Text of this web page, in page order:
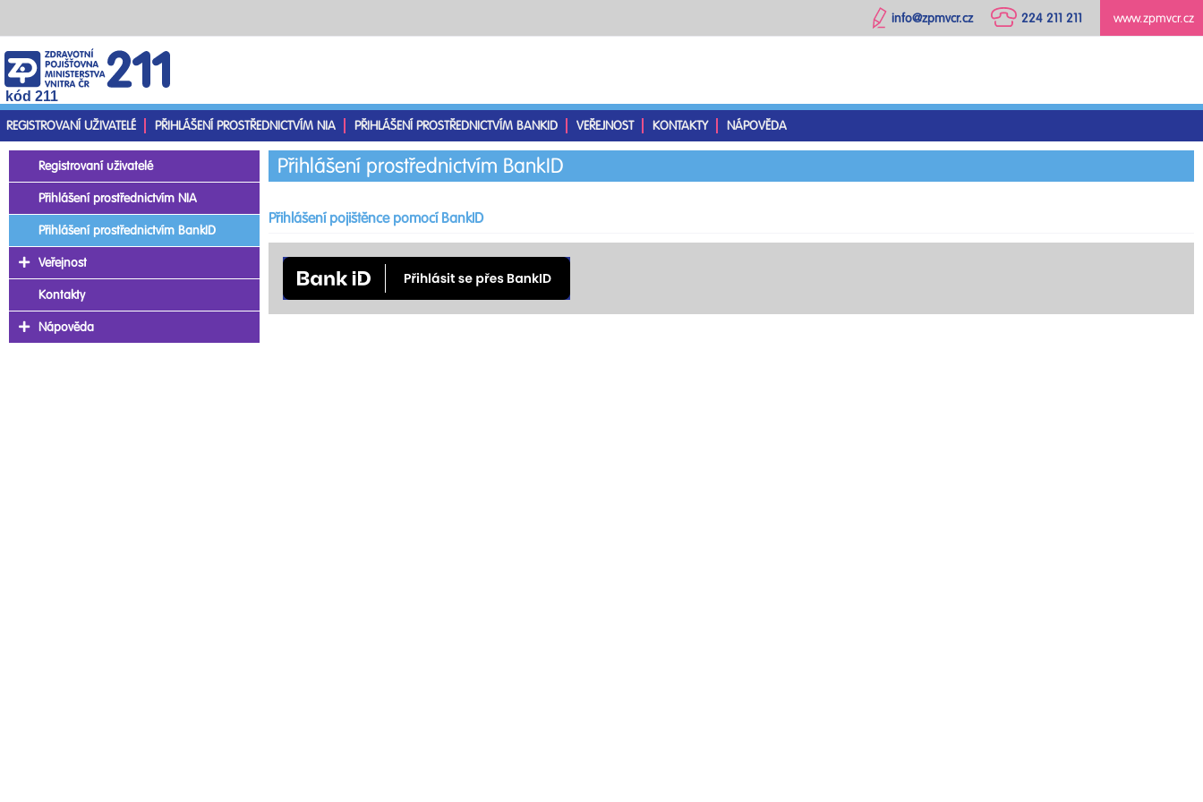
www.zpmvcr.cz
224 211 211
info@zpmvcr.cz
kód 211
REGISTROVANÍ UŽIVATELÉ
PŘIHLÁŠENÍ PROSTŘEDNICTVÍM NIA PŘIHLÁŠENÍ PROSTŘEDNICTVÍM BANKID VEŘEJNOST KONTAKTY NÁPOVĚDA
Přihlášení prostřednictvím BankID
Přihlášení pojištěnce pomocí BankID
Registrovaní uživatelé
Přihlášení prostřednictvím NIA
Přihlášení prostřednictvím BankID
Veřejnost
Kontakty
Nápověda